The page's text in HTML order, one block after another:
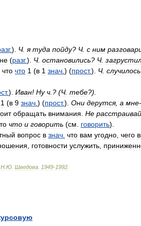
.). Ч. я туда пойду? Ч. с ним
(разг.). Ч. остановились? Ч.
что что 1 (в 1 знач ) (прост.). Ч. случилось
.). Иван! Ну ч .? (Ч. тебе?).
1 (в 9 знач ) (прост.). Они дерутся, а мне-
обращать внимания Не
что и говорить (см говорить).
вопрос в знач что вам угодно чего
готовности услужить
Н Ю Шведова 1949-1992